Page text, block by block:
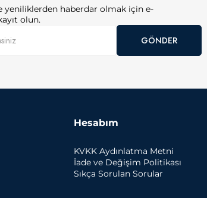
yeniliklerden haberdar olmak için e-
olun.
GÖNDER
Hesabım
KVKK Aydınlatma Metni
İade ve Değişim Politikası
Sıkça Sorulan Sorular